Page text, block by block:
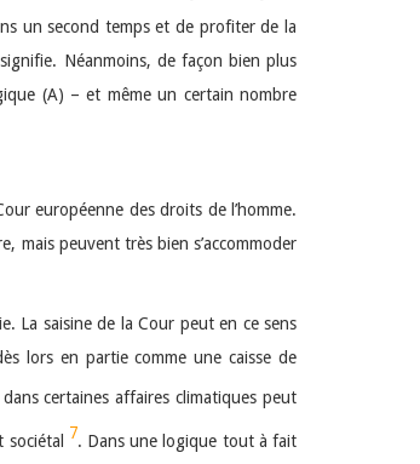
un second temps et de profiter de la
Néanmoins, de façon bien plus
(A) – et même un certain nombre
européenne des droits de l’homme.
mais peuvent très bien s’accommoder
La saisine de la Cour peut en ce sens
lors en partie comme une caisse de
certaines affaires climatiques peut
7. Dans une logique tout à fait